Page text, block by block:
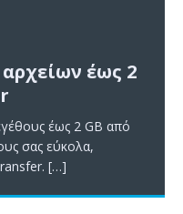
έως 2
έως 2 GB από
σας εύκολα,
[…]